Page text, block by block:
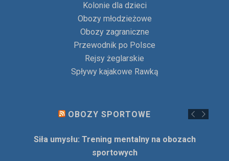
Kolonie dla dzieci
Obozy młodzieżowe
Obozy zagraniczne
Przewodnik po Polsce
Rejsy żeglarskie
Spływy kajakowe Rawką
OBOZY SPORTOWE
Siła umysłu: Trening mentalny na obozach
sportowych